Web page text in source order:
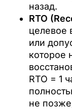
назад.
RTO
целевое
или
которое
RTO = 1
не